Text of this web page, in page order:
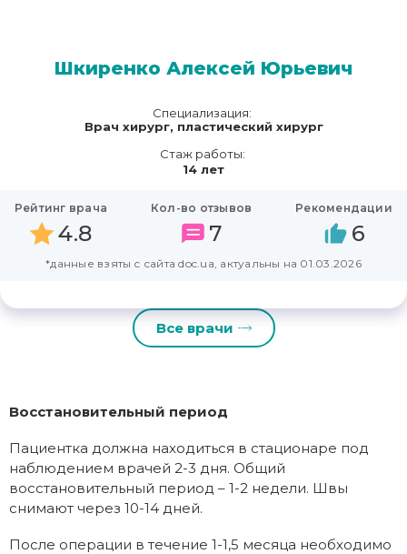
Шкиренко Алексей Юрьевич
Специализация:
Врач хирург, пластический хирург
Стаж работы:
14 лет
Рейтинг врача
4.8
Кол-во отзывов
7
Рекомендации
6
*данные взяты с сайта doc.ua, актуальны на 01.03.2026
Все врачи
Восстановительный период
Пациентка должна находиться в стационаре под
наблюдением врачей 2-3 дня. Общий
восстановительный период – 1-2 недели. Швы
снимают через 10-14 дней.
После операции в течение 1-1,5 месяца необходимо